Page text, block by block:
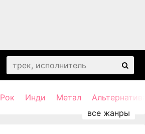
Рок Инди Метал